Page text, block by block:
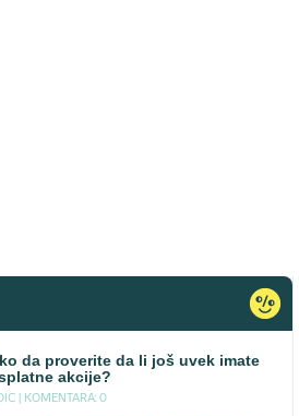
da proverite da li još uvek imate
akcije?
| KOMENTARA: 0